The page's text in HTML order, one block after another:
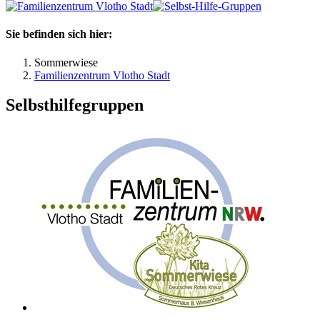
Sie befinden sich hier:
Sommerwiese
Familienzentrum Vlotho Stadt
Selbsthilfegruppen